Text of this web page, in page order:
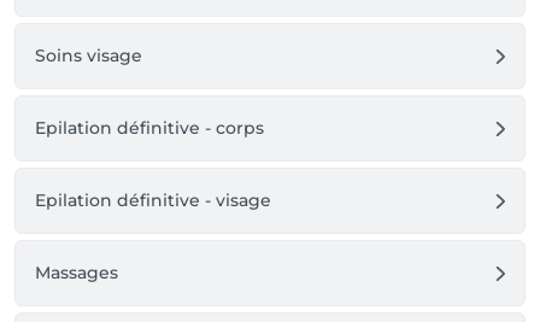
Soins visage
Epilation définitive - corps
Epilation définitive - visage
Massages